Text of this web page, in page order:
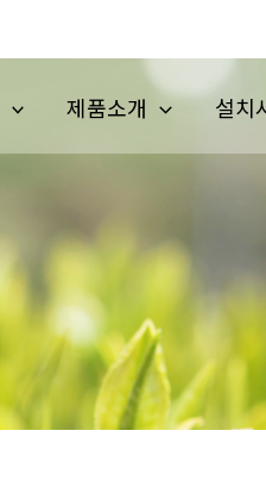
제품소개 설치